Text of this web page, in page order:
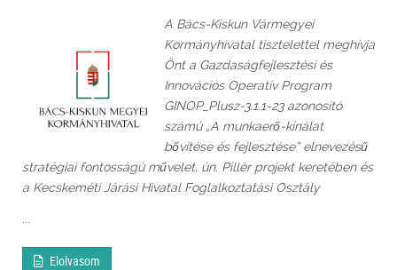
A Bács-Kiskun Vármegyei
Kormányhivatal tisztelettel meghívja
Önt a Gazdaságfejlesztési és
Innovációs Operatív Program
GINOP_Plusz-3.1.1-23 azonosító
számú „A munkaerő-kínálat
bővítése és fejlesztése” elnevezésű
stratégiai fontosságú művelet, ún. Pillér projekt keretében és
a Kecskeméti Járási Hivatal Foglalkoztatási Osztály
Elolvasom